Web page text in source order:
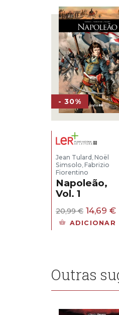
- 30%
Jean Tulard ,Noël
Simsolo,Fabrizio
Fiorentino
Napoleão,
Vol. 1
20,99€ O
preço
14,69 €O
ADICIONAR
Outras